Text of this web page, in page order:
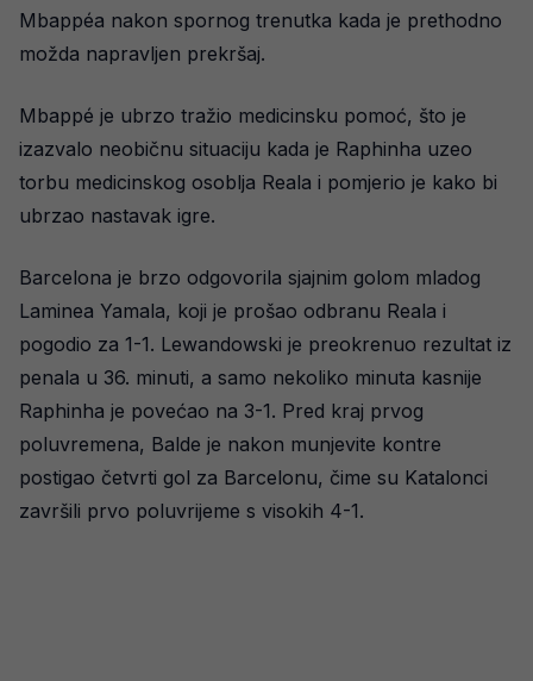
Mbappéa nakon spornog trenutka kada je prethodno
možda napravljen prekršaj.
Mbappé je ubrzo tražio medicinsku pomoć, što je
izazvalo neobičnu situaciju kada je Raphinha uzeo
torbu medicinskog osoblja Reala i pomjerio je kako bi
ubrzao nastavak igre.
Barcelona je brzo odgovorila sjajnim golom mladog
Laminea Yamala, koji je prošao odbranu Reala i
pogodio za 1-1. Lewandowski je preokrenuo rezultat iz
penala u 36. minuti, a samo nekoliko minuta kasnije
Raphinha je povećao na 3-1. Pred kraj prvog
poluvremena, Balde je nakon munjevite kontre
postigao četvrti gol za Barcelonu, čime su Katalonci
završili prvo poluvrijeme s visokih 4-1.